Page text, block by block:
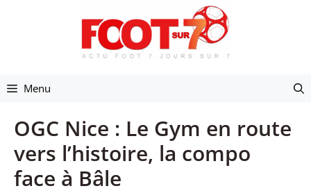
Menu
OGC Nice : Le Gym en route
vers l’histoire, la compo
face à Bâle